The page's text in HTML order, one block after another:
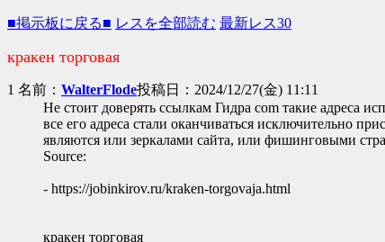
■掲示板に戻る■ レスを全部読む 最新レス30
кракен торговая
1 名前： WalterFlode投稿日：2024/12/27(金) 11:11
Не стоит доверять ссылкам Гидра com такие адреса
все его адреса стали оканчиваться исключительно
являются или зеркалами сайта, или фишинговыми
Source:
- https://jobinkirov.ru/kraken-torgovaja.html
кракен торговая